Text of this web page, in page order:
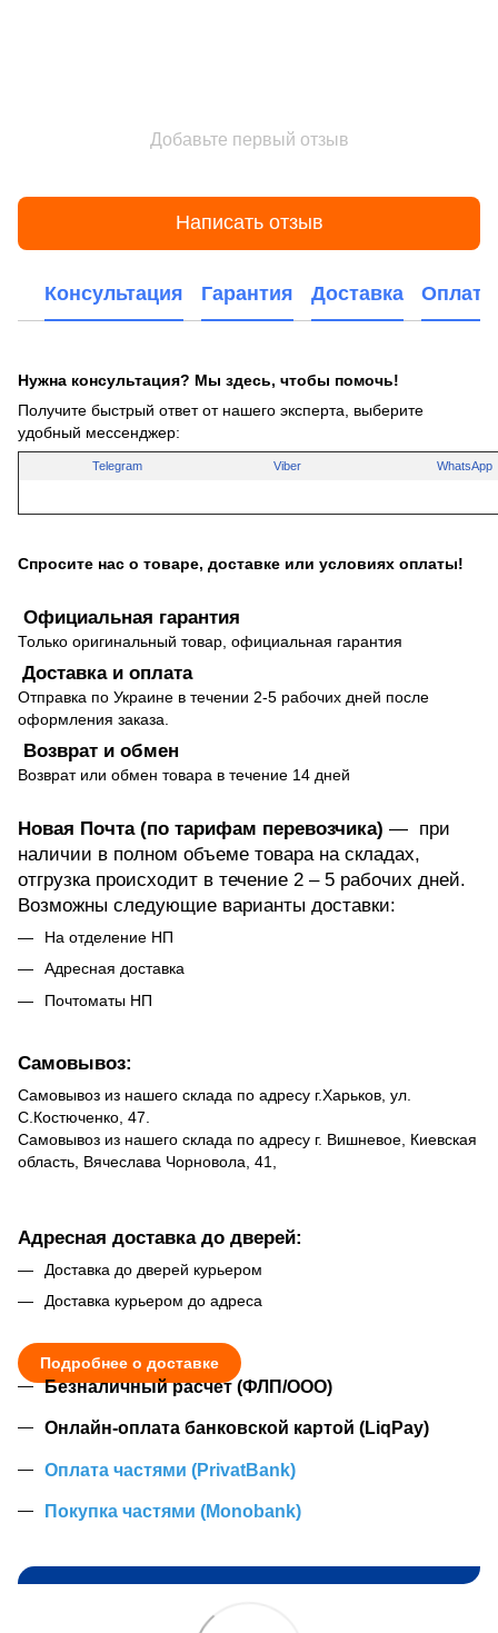
Добавьте первый отзыв
Написать отзыв
Консультация Гарантия Доставка Оплата
Нужна консультация? Мы здесь, чтобы помочь!
Получите быстрый ответ от нашего эксперта, выберите
удобный мессенджер:
Telegram Viber WhatsApp
Спросите нас о товаре, доставке или условиях оплаты!
Официальная гарантия
Только оригинальный товар, официальная гарантия
Доставка и оплата
Отправка по Украине в течении 2-5 рабочих дней после
оформления заказа.
Возврат и обмен
Возврат или обмен товара в течение 14 дней
Новая Почта (по тарифам перевозчика) — при
наличии в полном объеме товара на складах,
отгрузка происходит в течение 2 – 5 рабочих дней.
Возможны следующие варианты доставки:
На отделение НП
Адресная доставка
Почтоматы НП
Самовывоз:
Самовывоз из нашего склада по адресу г.Харьков, ул.
С.Костюченко, 47.
Самовывоз из нашего склада по адресу г. Вишневое, Киевская
область, Вячеслава Чорновола, 41,
Адресная доставка до дверей:
Доставка до дверей курьером
Доставка курьером до адреса
Подробнее о доставке
Безналичный расчет (ФЛП/ООО)
Онлайн-оплата банковской картой (LiqPay)
Оплата частями (PrivatBank)
Покупка частями (Monobank)